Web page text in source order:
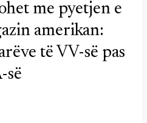
me pyetjen e
amerikan:
të VV-së pas
së